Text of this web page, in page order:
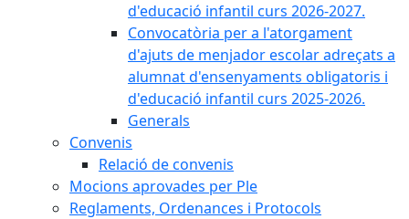
d'educació infantil curs 2026-2027.
Convocatòria per a l'atorgament
d'ajuts de menjador escolar adreçats a
alumnat d'ensenyaments obligatoris i
d'educació infantil curs 2025-2026.
Generals
Convenis
Relació de convenis
Mocions aprovades per Ple
Reglaments, Ordenances i Protocols